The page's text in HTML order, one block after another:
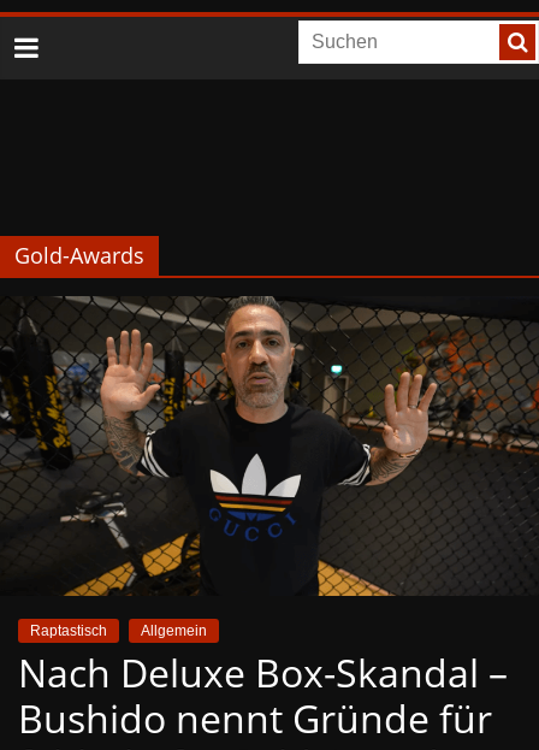
Gold-Awards
Raptastisch Allgemein
Nach Deluxe Box-Skandal –
Bushido nennt Gründe für